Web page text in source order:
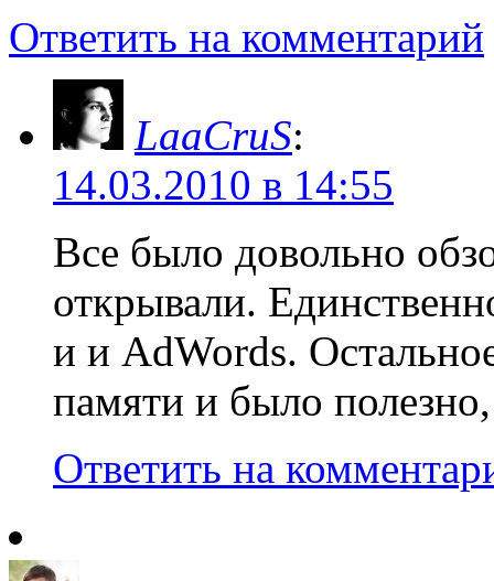
Ответить на комментарий
LaaCruS:
14.03.2010 в 14:55
Все было довольно
открывали.
и и AdWords.
памяти и было
Ответить на